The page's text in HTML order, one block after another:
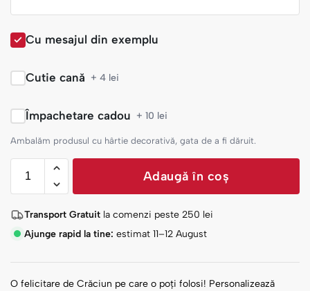
Cu mesajul din exemplu
Cutie cană + 4 lei
Împachetare cadou + 10 lei
Ambalăm produsul cu hârtie decorativă, gata de a fi dăruit.
Adaugă în coș
Transport Gratuit la comenzi peste 250 lei
Ajunge rapid la tine: estimat 11–12 August
O felicitare de Crăciun pe care o poți folosi! Personalizează